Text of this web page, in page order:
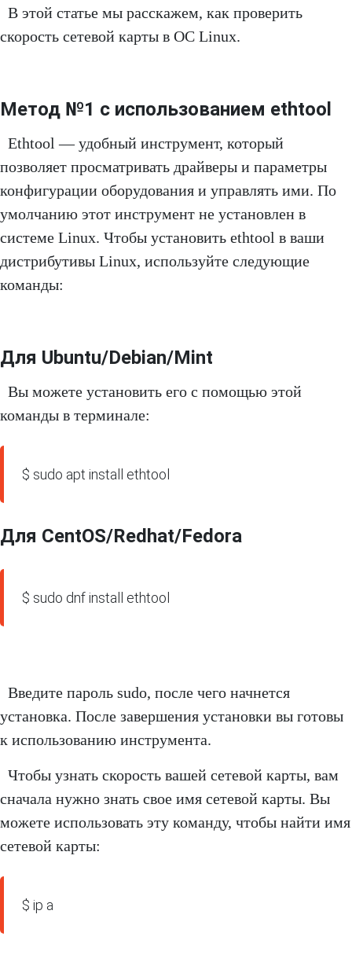
В этой статье мы расскажем, как проверить
скорость сетевой карты в ОС Linux.
Метод №1 с использованием ethtool
Ethtool — удобный инструмент, который
позволяет просматривать драйверы и параметры
конфигурации оборудования и управлять ими. По
умолчанию этот инструмент не установлен в
системе Linux. Чтобы установить ethtool в ваши
дистрибутивы Linux, используйте следующие
команды:
Для Ubuntu/Debian/Mint
Вы можете установить его с помощью этой
команды в терминале:
$ sudo apt install ethtool
Для CentOS/Redhat/Fedora
$ sudo dnf install ethtool
Введите пароль sudo, после чего начнется
установка. После завершения установки вы готовы
к использованию инструмента.
Чтобы узнать скорость вашей сетевой карты, вам
сначала нужно знать свое имя сетевой карты. Вы
можете использовать эту команду, чтобы найти имя
сетевой карты:
$ ip a